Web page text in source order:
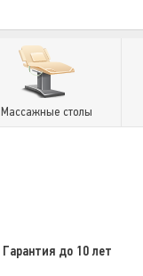
Массажные столы
Гарантия до 10 лет